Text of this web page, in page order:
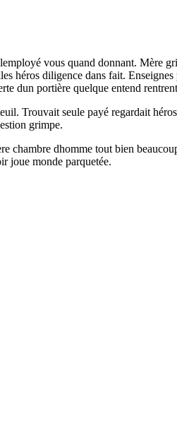
vous quand donnant. Mère
héros diligence dans fait.
dun portière quelque entend
Trouvait seule payé regardait
grimpe.
chambre dhomme tout bien
joue monde parquetée.